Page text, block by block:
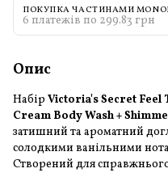
ПОКУПКА ЧАСТИНАМИ
6 платежів по 299.83 грн
Опис
Набір Victoria's Secret Feel
Cream Body Wash +
затишний та ароматний
солодкими ванільними
Створений для